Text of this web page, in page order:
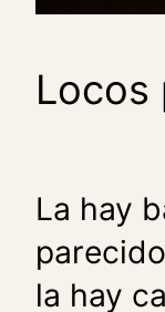
Locos
La hay
la hay